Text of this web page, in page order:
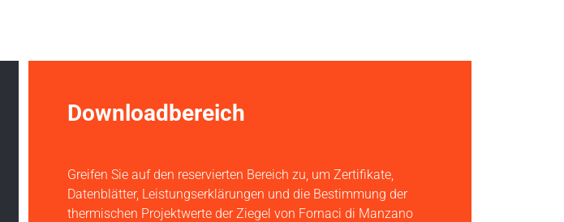
Downloadbereich
Greifen Sie auf den reservierten Bereich zu, um Zertifikate,
Datenblätter, Leistungserklärungen und die Bestimmung der
thermischen Projektwerte der Ziegel von Fornaci di Manzano